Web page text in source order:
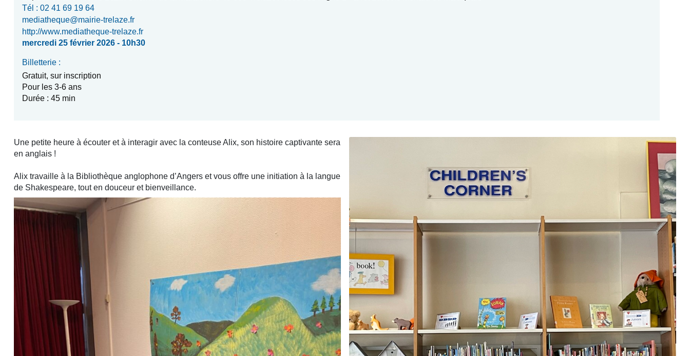
Tél : 02 41 69 19 64
mediatheque@mairie-trelaze.fr
http://www.mediatheque-trelaze.fr
mercredi 25 février 2026 - 10h30
Billetterie :
Gratuit, sur inscription
Pour les 3-6 ans
Durée : 45 min
Une petite heure à écouter et à interagir avec la conteuse Alix, son histoire captivante sera
en anglais !
Alix travaille à la Bibliothèque anglophone d’Angers et vous offre une initiation à la langue
de Shakespeare, tout en douceur et bienveillance.